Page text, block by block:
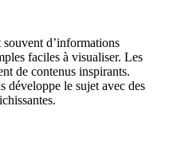
d’informations
faciles à visualiser. Les
de contenus inspirants.
développe le sujet avec des